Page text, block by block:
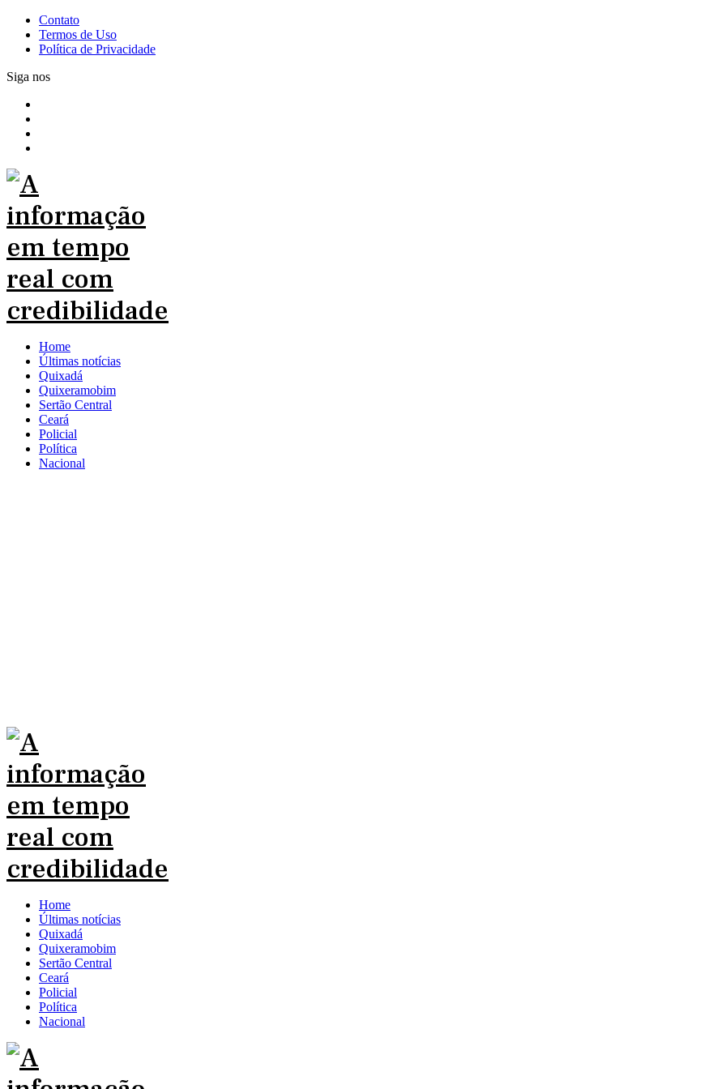
Contato
Termos de Uso
Política de Privacidade
Siga nos
Home
Últimas notícias
Quixadá
Quixeramobim
Sertão Central
Ceará
Policial
Política
Nacional
Home
Últimas notícias
Quixadá
Quixeramobim
Sertão Central
Ceará
Policial
Política
Nacional